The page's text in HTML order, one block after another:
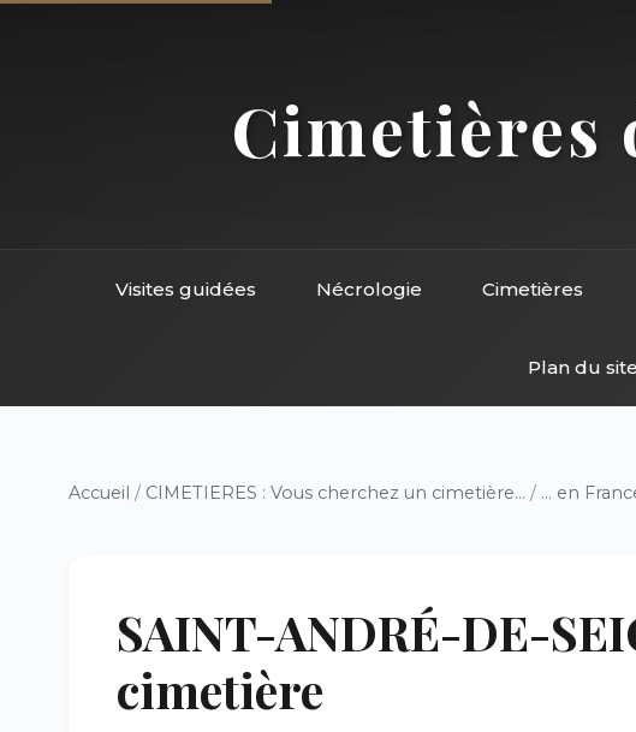
Cimetières
Visites guidées Nécrologie Cimetières
Plan du site
Accueil / CIMETIERES : Vous cherchez un cimetière... / ... en
SAINT-ANDRÉ-DE-
cimetière